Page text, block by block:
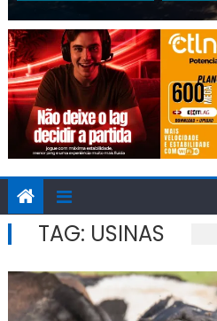
TAG: USINAS